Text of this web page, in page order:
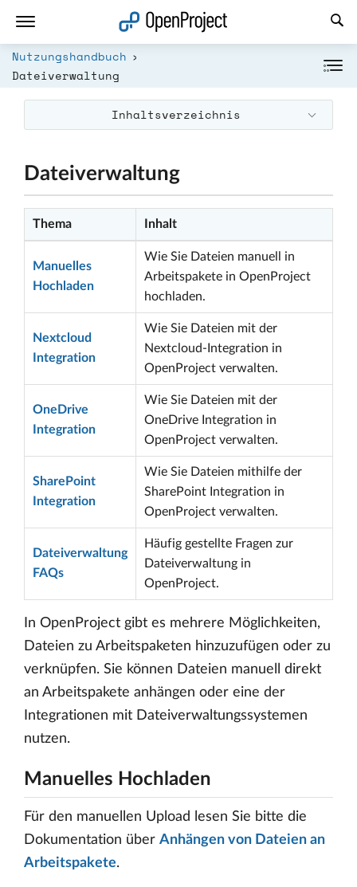
Nutzungshandbuch
Dateiverwaltung
Inhaltsverzeichnis
Dateiverwaltung
Thema Inhalt
Manuelles
Hochladen
Wie Sie Dateien manuell in
Arbeitspakete in OpenProject
hochladen.
Nextcloud
Integration
Wie Sie Dateien mit der
Nextcloud-Integration in
OpenProject verwalten.
OneDrive
Integration
Wie Sie Dateien mit der
OneDrive Integration in
OpenProject verwalten.
SharePoint
Integration
Wie Sie Dateien mithilfe der
SharePoint Integration in
OpenProject verwalten.
Dateiverwaltung
FAQs
Häufig gestellte Fragen zur
Dateiverwaltung in
OpenProject.
In OpenProject gibt es mehrere Möglichkeiten,
Dateien zu Arbeitspaketen hinzuzufügen oder zu
verknüpfen. Sie können Dateien manuell direkt
an Arbeitspakete anhängen oder eine der
Integrationen mit Dateiverwaltungssystemen
nutzen.
Manuelles Hochladen
Für den manuellen Upload lesen Sie bitte die
Dokumentation über Anhängen von Dateien an
Arbeitspakete.
Link in neuem Tab öffnen